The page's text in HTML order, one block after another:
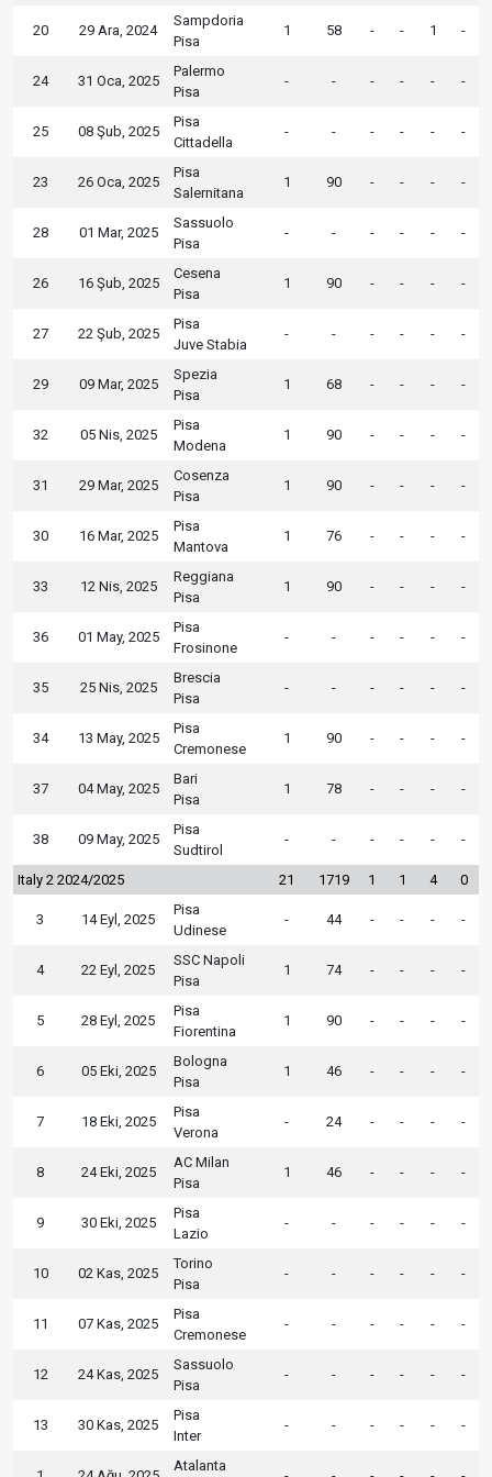
20 29 Ara, 2024
Sampdoria
Pisa
1 58 - - 1 -
24 31 Oca, 2025
Palermo
Pisa
- - - - - -
25 08 Şub, 2025
Pisa
Cittadella
- - - - - -
23 26 Oca, 2025
Pisa
Salernitana
1 90 - - - -
28 01 Mar, 2025
Sassuolo
Pisa
- - - - - -
26 16 Şub, 2025
Cesena
Pisa
1 90 - - - -
27 22 Şub, 2025
Pisa
Juve Stabia
- - - - - -
29 09 Mar, 2025
Spezia
Pisa
1 68 - - - -
32 05 Nis, 2025
Pisa
Modena
1 90 - - - -
31 29 Mar, 2025
Cosenza
Pisa
1 90 - - - -
30 16 Mar, 2025
Pisa
Mantova
1 76 - - - -
33 12 Nis, 2025
Reggiana
Pisa
1 90 - - - -
36 01 May, 2025
Pisa
Frosinone
- - - - - -
35 25 Nis, 2025
Brescia
Pisa
- - - - - -
34 13 May, 2025
Pisa
Cremonese
1 90 - - - -
37 04 May, 2025
Bari
Pisa
1 78 - - - -
38 09 May, 2025
Pisa
Sudtirol
- - - - - -
Italy 2 2024/2025 21 1719 1 1 4 0
3 14 Eyl, 2025
Pisa
Udinese
- 44 - - - -
4 22 Eyl, 2025
SSC Napoli
Pisa
1 74 - - - -
5 28 Eyl, 2025
Pisa
Fiorentina
1 90 - - - -
6 05 Eki, 2025
Bologna
Pisa
1 46 - - - -
7 18 Eki, 2025
Pisa
Verona
- 24 - - - -
8 24 Eki, 2025
AC Milan
Pisa
1 46 - - - -
9 30 Eki, 2025
Pisa
Lazio
- - - - - -
10 02 Kas, 2025
Torino
Pisa
- - - - - -
11 07 Kas, 2025
Pisa
Cremonese
- - - - - -
12 24 Kas, 2025
Sassuolo
Pisa
- - - - - -
13 30 Kas, 2025
Pisa
Inter
- - - - - -
Atalanta